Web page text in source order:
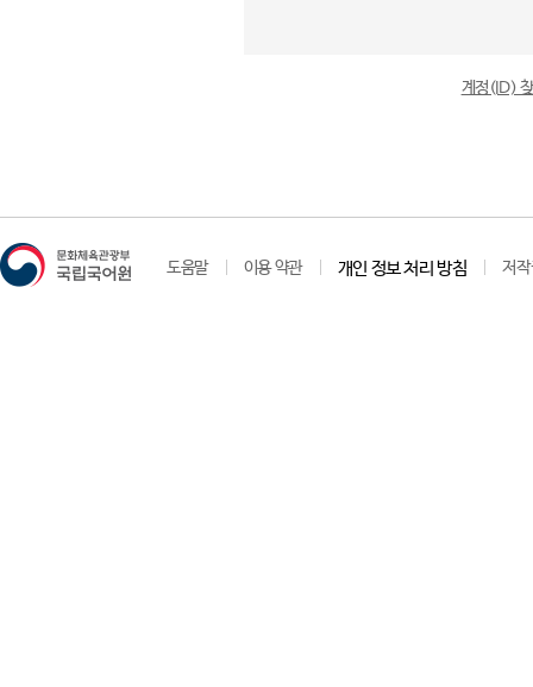
계정(ID)
도움말 이용 약관 개인 정보 처리 방침 저